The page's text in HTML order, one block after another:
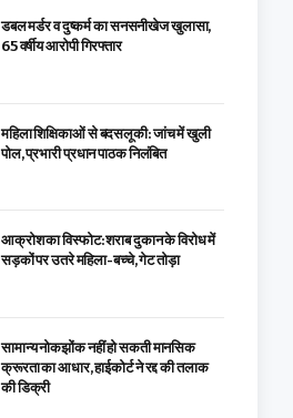
डबल मर्डर व दुष्कर्म का सनसनीखेज खुलासा,
65 वर्षीय आरोपी गिरफ्तार
महिला शिक्षिकाओं से बदसलूकी: जांच में खुली
पोल, प्रभारी प्रधान पाठक निलंबित
आक्रोश का विस्फोट: शराब दुकान के विरोध में
सड़कों पर उतरे महिला-बच्चे, गेट तोड़ा
सामान्य नोकझोंक नहीं हो सकती मानसिक
क्रूरता का आधार, हाईकोर्ट ने रद्द की तलाक
की डिक्री